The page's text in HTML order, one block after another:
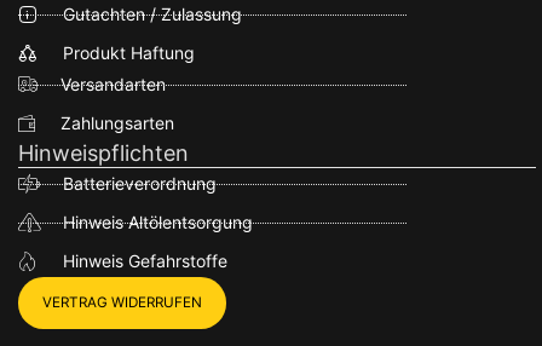
Gutachten / Zulassung
Produkt Haftung
Versandarten
Zahlungsarten
Hinweispflichten
Batterieverordnung
Hinweis Altölentsorgung
Hinweis Gefahrstoffe
VERTRAG WIDERRUFEN